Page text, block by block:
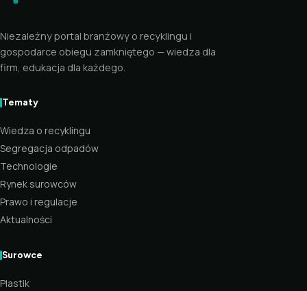
Niezależny portal branżowy o recyklingu i
gospodarce obiegu zamkniętego — wiedza dla
firm, edukacja dla każdego.
Tematy
Wiedza o recyklingu
Segregacja odpadów
Technologie
Rynek surowców
Prawo i regulacje
Aktualności
Surowce
Plastik